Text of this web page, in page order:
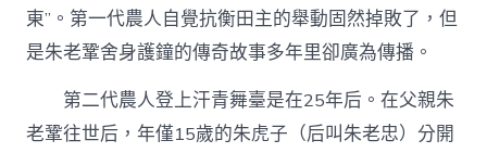
東”。第一代農人自覺抗衡田主的舉動固然掉敗了，但
是朱老鞏舍身護鐘的傳奇故事多年里卻廣為傳播。
第二代農人登上汗青舞臺是在25年后。在父親朱
老鞏往世后，年僅15歲的朱虎子（后叫朱老忠）分開